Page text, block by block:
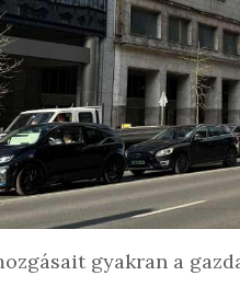
gyakran a